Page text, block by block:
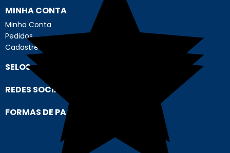
MINHA CONTA
Minha Conta
Pedidos
Cadastre-se
SELOS
REDES SOCIAIS
FORMAS DE PAGAMENTO